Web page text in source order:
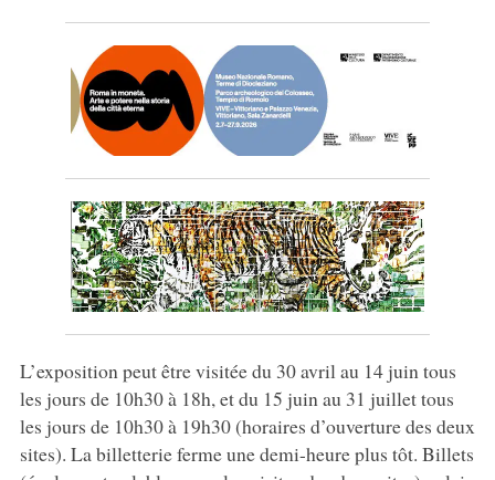
L’exposition peut être visitée du 30 avril au 14 juin tous
les jours de 10h30 à 18h, et du 15 juin au 31 juillet tous
les jours de 10h30 à 19h30 (horaires d’ouverture des deux
sites). La billetterie ferme une demi-heure plus tôt. Billets